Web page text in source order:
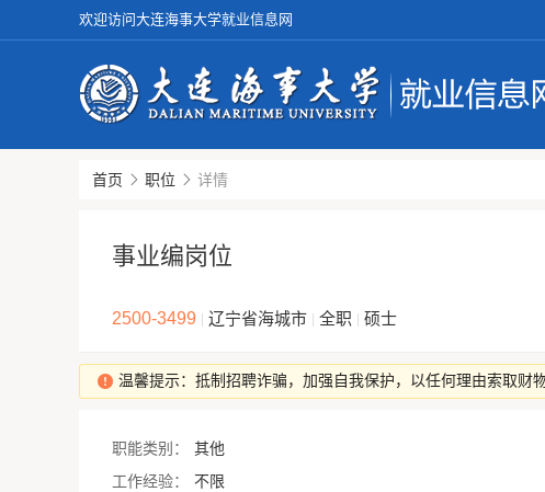
欢迎访问大连海事大学就业信息网
首页 职位 详情
事业编岗位
2500-3499 辽宁省海城市 全职 硕士
温馨提示：抵制招聘诈骗，加强自我保护，以任何理由索取财
职能类别： 其他
工作经验：
不限